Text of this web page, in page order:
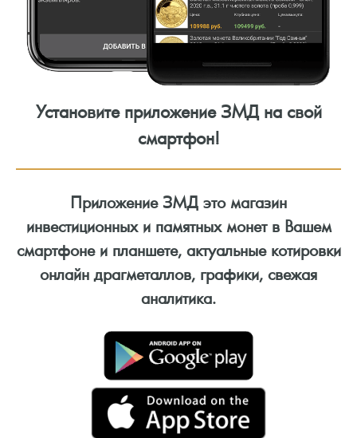
Установите приложение ЗМД на свой
смартфон!
Приложение ЗМД это магазин
инвестиционных и памятных монет в Вашем
смартфоне и планшете, актуальные котировки
онлайн драгметаллов, графики, свежая
аналитика.